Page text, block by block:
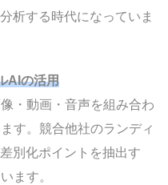
析する時代になっていま
AIの活用
・動画・音声を組み合わ
す。競合他社のランディ
別化ポイントを抽出す
ます。